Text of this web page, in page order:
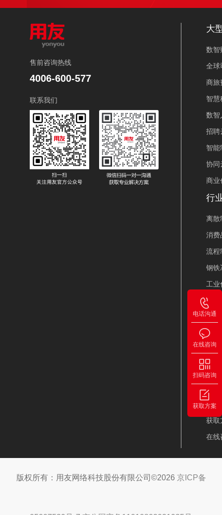
售前咨询热线
4006-600-577
联系我们
大
数智
全球
商旅
智慧
数智
招聘
智能
协同
商业
行
离散
消费
流程
钢铁
工业
制药
食品
酒业
其他
支
天猫
获取
在线
版权所有：用友网络科技股份有限公司©2026 京ICP备
电话沟通
在线咨询
扫码咨询
获取方案